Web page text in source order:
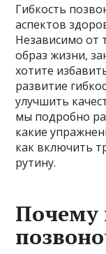
Гибкость
аспектов
Независимо от
образ жизни,
хотите
развитие
улучшить
мы подробно
какие
как включить
рутину.
Почему